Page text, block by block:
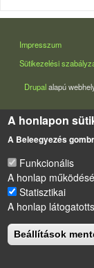
LÁBLÉC
Impresszum
Sütikezelési
Drupalalapú
A honlapon
A Beleegyezés
Funkcionális
A honlap
Statisztikai
A honlap
Beállítások